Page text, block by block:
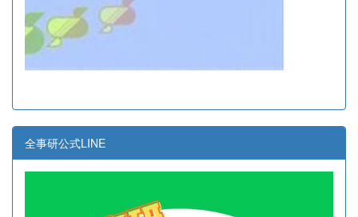
全事研公式LINE